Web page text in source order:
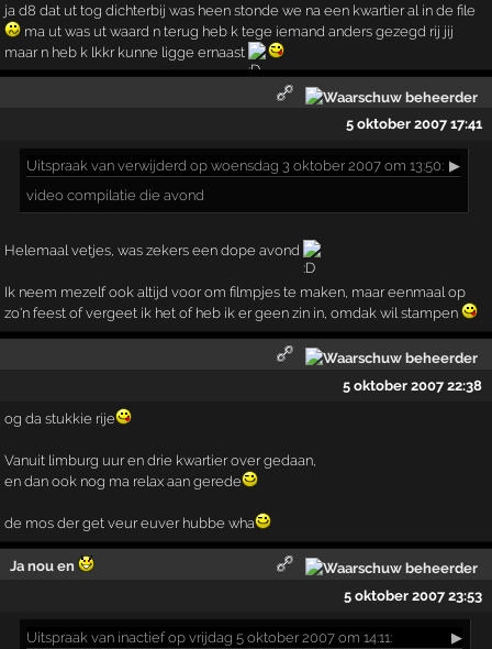
ja d8 dat ut tog dichterbij was heen stonde we na een kwartier al in de file
ma ut was ut waard n terug heb k tege iemand anders gezegd rij jij
maar n heb k lkkr kunne ligge ernaast
5 oktober 2007 17:41
Uitspraak van verwijderd op woensdag 3 oktober 2007 om 13:50: ▶
video compilatie die avond
Helemaal vetjes, was zekers een dope avond
Ik neem mezelf ook altijd voor om filmpjes te maken, maar eenmaal op
zo'n feest of vergeet ik het of heb ik er geen zin in, omdak wil stampen
5 oktober 2007 22:38
og da stukkie rije
Vanuit limburg uur en drie kwartier over gedaan,
en dan ook nog ma relax aan gerede
de mos der get veur euver hubbe wha
Ja nou en
5 oktober 2007 23:53
Uitspraak van inactief op vrijdag 5 oktober 2007 om 14:11: ▶